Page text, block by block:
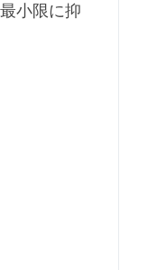
小限に抑